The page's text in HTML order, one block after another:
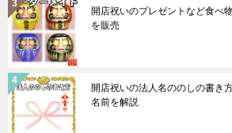
開店祝いのプレゼントなど食べ
を販売
開店祝いの法人名ののしの書き
名前を解説